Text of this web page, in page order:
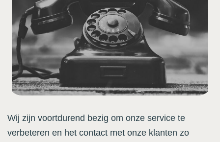
Wij zijn voortdurend bezig om onze service te
verbeteren en het contact met onze klanten zo